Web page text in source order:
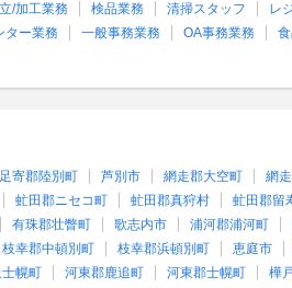
/加工業務 検品業務 清掃スタッフ レ
ター業務 一般事務業務 OA事務業務
足寄郡陸別町 芦別市 網走郡大空町 網
虻田郡ニセコ町 虻田郡真狩村 虻田郡留
有珠郡壮瞥町 歌志内市 浦河郡浦河町
枝幸郡中頓別町 枝幸郡浜頓別町 恵庭市
幌町 河東郡鹿追町 河東郡士幌町 樺